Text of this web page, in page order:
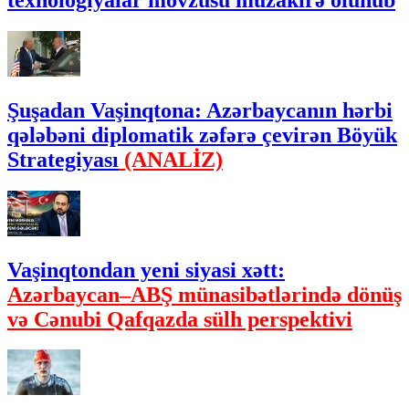
Şuşadan Vaşinqtona: Azərbaycanın hərbi
qələbəni diplomatik zəfərə çevirən Böyük
Strategiyası (ANALİZ)
Vaşinqtondan yeni siyasi xətt:
Azərbaycan–ABŞ münasibətlərində dönüş
və Cənubi Qafqazda sülh perspektivi